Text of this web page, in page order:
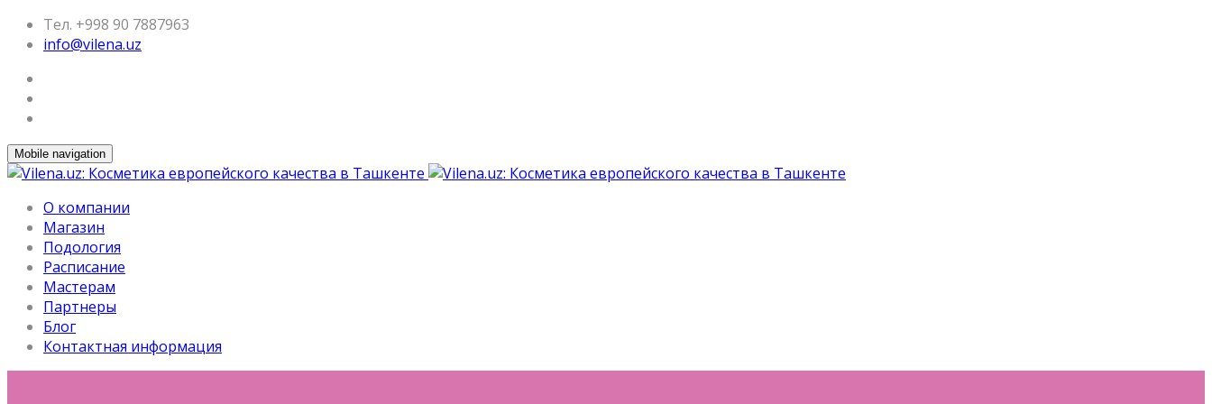
Тел. +998 90 7887963
info@vilena.uz
Mobile navigation
О компании
Магазин
Подология
Расписание
Мастерам
Партнеры
Блог
Контактная информация